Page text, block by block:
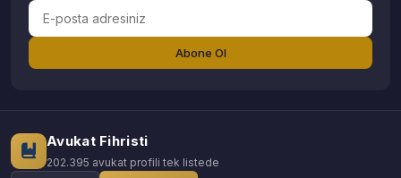
Abone Ol
Avukat Fihristi
202.395 avukat profili tek listede